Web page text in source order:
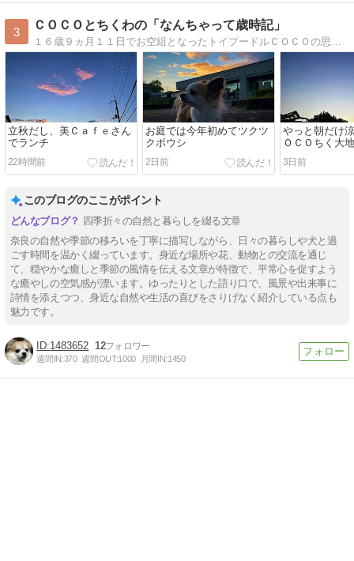
3
ＣＯＣＯとちくわの「なんちゃって歳時記」
立秋だし、美Ｃａｆｅさん
でランチ
22時間前
お庭では今年初めてツクツ
クボウシ
2日前
やっと朝だけ
ＯＣＯちく大
3日前
このブログのここがポイント
四季折々の自然と暮らしを綴る文章
奈良の自然や季節の移ろいを丁寧に描写しながら、日々の暮らしや犬と過
ごす時間を温かく綴っています。身近な場所や花、動物との交流を通じ
て、穏やかな癒しと季節の風情を伝える文章が特徴で、平常心を促すよう
な癒やしの空気感が漂います。ゆったりとした語り口で、風景や出来事に
詩情を添えつつ、身近な自然や生活の喜びをさりげなく紹介している点も
魅力です。
1483652 12
週間IN:370 週間OUT:1000 月間IN:1450